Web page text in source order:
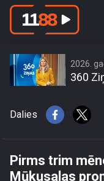
Pirms
2026.
360
Dalies
Pirms trim
Mūkusalas